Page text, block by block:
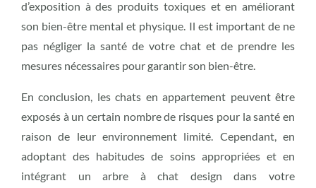
d’exposition à des produits toxiques et en améliorant
son bien-être mental et physique. Il est important de ne
pas négliger la santé de votre chat et de prendre les
mesures nécessaires pour garantir son bien-être.
En conclusion, les chats en appartement peuvent être
exposés à un certain nombre de risques pour la santé en
raison de leur environnement limité. Cependant, en
adoptant des habitudes de soins appropriées et en
intégrant un arbre à chat design dans votre